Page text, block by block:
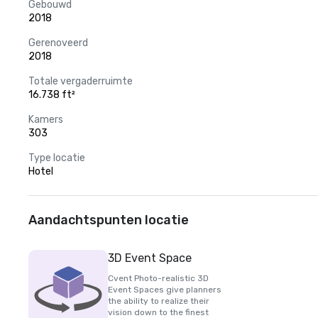
Gebouwd
2018
Gerenoveerd
2018
Totale vergaderruimte
16.738 ft²
Kamers
303
Type locatie
Hotel
Aandachtspunten locatie
3D Event Space
Cvent Photo-realistic 3D
Event Spaces give planners
the ability to realize their
vision down to the finest